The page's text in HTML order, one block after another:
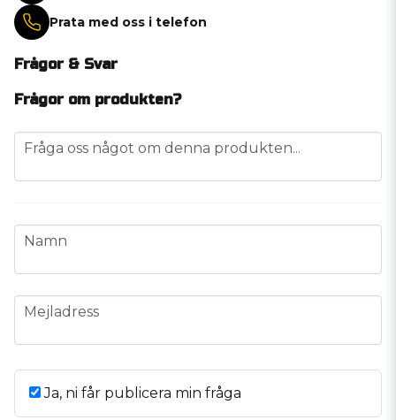
Prata med oss i telefon
Frågor & Svar
Frågor om produkten?
question
Fråga oss något om denna produkten...
name
Namn
email
Mejladress
Ja, ni får publicera min fråga